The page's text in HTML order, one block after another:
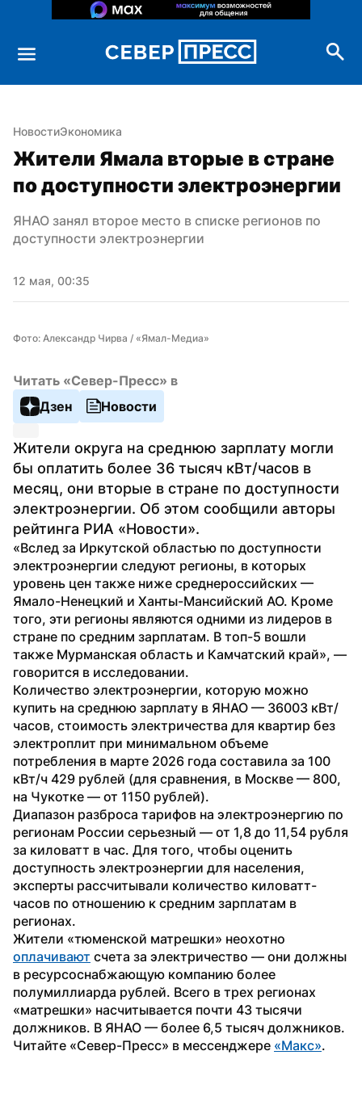
НовостиЭкономика
Жители Ямала вторые в стране
по доступности электроэнергии
ЯНАО занял второе место в списке регионов по
доступности электроэнергии
12 мая, 00:35
Фото: Александр Чирва / «Ямал-Медиа»
Читать «Север-Пресс» в
Дзен
Новости
Жители округа на среднюю зарплату могли
бы оплатить более 36 тысяч кВт/часов в
месяц, они вторые в стране по доступности
электроэнергии. Об этом сообщили авторы
рейтинга РИА «Новости».
«Вслед за Иркутской областью по доступности
электроэнергии следуют регионы, в которых
уровень цен также ниже среднероссийских —
Ямало-Ненецкий и Ханты-Мансийский АО. Кроме
того, эти регионы являются одними из лидеров в
стране по средним зарплатам. В топ-5 вошли
также Мурманская область и Камчатский край», —
говорится в исследовании.
Количество электроэнергии, которую можно
купить на среднюю зарплату в ЯНАО — 36003 кВт/
часов, стоимость электричества для квартир без
электроплит при минимальном объеме
потребления в марте 2026 года составила за 100
кВт/ч 429 рублей (для сравнения, в Москве — 800,
на Чукотке — от 1150 рублей).
Диапазон разброса тарифов на электроэнергию по
регионам России серьезный — от 1,8 до 11,54 рубля
за киловатт в час. Для того, чтобы оценить
доступность электроэнергии для населения,
эксперты рассчитывали количество киловатт-
часов по отношению к средним зарплатам в
регионах.
оплачивают счета за электричество — они должны
в ресурсоснабжающую компанию более
полумиллиарда рублей. Всего в трех регионах
«матрешки» насчитывается почти 43 тысячи
должников. В ЯНАО — более 6,5 тысяч должников.
Читайте «Север-Пресс» в мессенджере «Макс».